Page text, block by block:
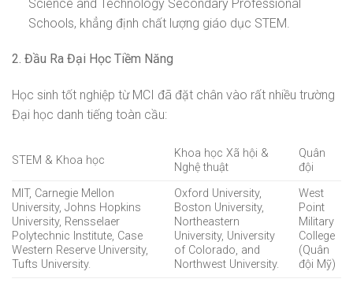
Science and Technology Secondary Professional
Schools, khẳng định chất lượng giáo dục STEM.
2. Đầu Ra Đại Học Tiềm Năng
Học sinh tốt nghiệp từ MCI đã đặt chân vào rất nhiều trường
Đại học danh tiếng toàn cầu:
STEM & Khoa học
Khoa học Xã hội &
Nghệ thuật
Quân
đội
MIT, Carnegie Mellon
University, Johns Hopkins
University, Rensselaer
Polytechnic Institute, Case
Western Reserve University,
Tufts University.
Oxford University,
Boston University,
Northeastern
University, University
of Colorado, and
Northwest University.
West
Point
Military
College
(Quân
đội Mỹ)